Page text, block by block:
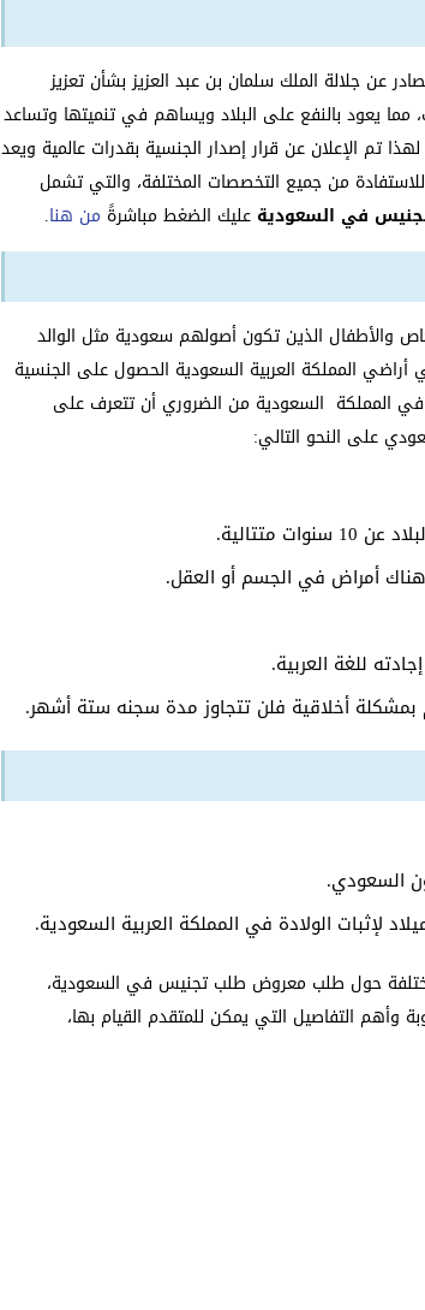
عن جلالة الملك سلمان بن عبد العزيز بشأن تعزيز
مما يعود بالنفع على البلاد ويساهم في تنميتها وتساعد
تم الإعلان عن قرار إصدار الجنسية بقدرات عالمية ويعد
من جميع التخصصات المختلفة، والتي تشمل
في السعودية عليك الضغط مباشرةً من هنا.
والأطفال الذين تكون أصولهم سعودية مثل الوالد
أراضي المملكة العربية السعودية الحصول على الجنسية
المملكة السعودية من الضروري أن تتعرف على
على النحو التالي:
هناك أمراض في الجسم أو العقل.
للغة العربية.
بمشكلة أخلاقية فلن تتجاوز مدة سجنه ستة أشهر.
السعودي.
لإثبات الولادة في المملكة العربية السعودية.
حول طلب معروض طلب تجنيس في السعودية،
وأهم التفاصيل التي يمكن للمتقدم القيام بها،